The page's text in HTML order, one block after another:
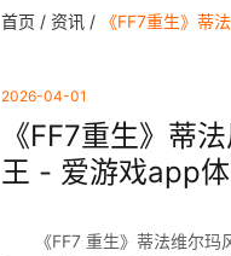
首页 / 资讯 / 《FF7重生》蒂
2026-04-01
《FF7重生》蒂
王 - 爱游戏app
《FF7 重生》蒂法维尔玛风